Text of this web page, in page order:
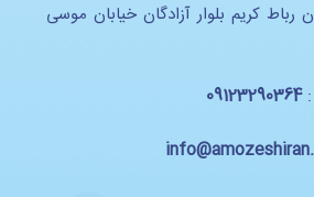
رباط کریم بلوار آزادگان خیابان موسی
:
09123290364